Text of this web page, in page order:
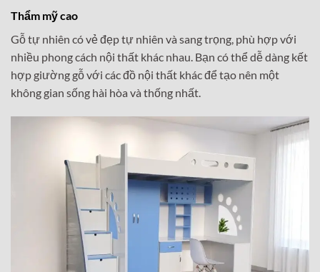
Thẩm mỹ cao
Gỗ tự nhiên có vẻ đẹp tự nhiên và sang trọng, phù hợp với
nhiều phong cách nội thất khác nhau. Bạn có thể dễ dàng kết
hợp giường gỗ với các đồ nội thất khác để tạo nên một
không gian sống hài hòa và thống nhất.